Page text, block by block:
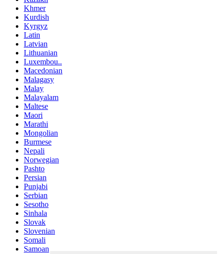
Khmer
Kurdish
Kyrgyz
Latin
Latvian
Lithuanian
Luxembou..
Macedonian
Malagasy
Malay
Malayalam
Maltese
Maori
Marathi
Mongolian
Burmese
Nepali
Norwegian
Pashto
Persian
Punjabi
Serbian
Sesotho
Sinhala
Slovak
Slovenian
Somali
Samoan